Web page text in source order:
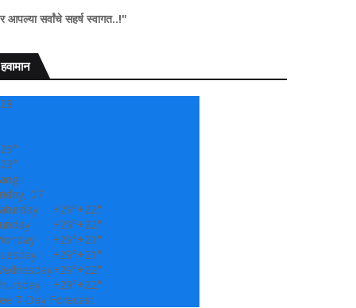
स्वागत..!"
हवामान
28
29°
23°
07
+29°+22°
+29°+22°
+29°+21°
+29°+21°
+29°+22°
+29°+22°
7-Day Forecast